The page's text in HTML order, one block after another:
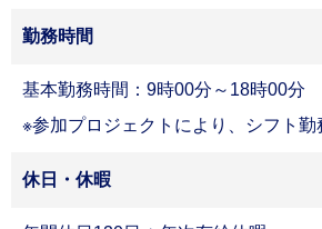
勤務時間
基本勤務時間：9時00分～18時00分
※参加プロジェクトにより、シフト勤
休日・休暇